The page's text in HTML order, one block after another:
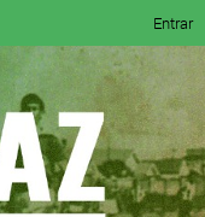
Entrar